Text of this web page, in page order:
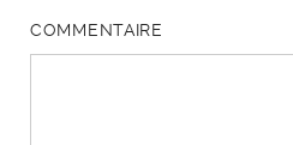
COMMENTAIRE